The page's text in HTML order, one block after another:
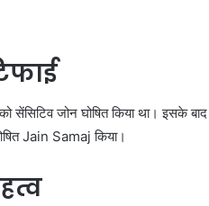
जोन घोषित किया था। इसके
Jain Samaj किया।